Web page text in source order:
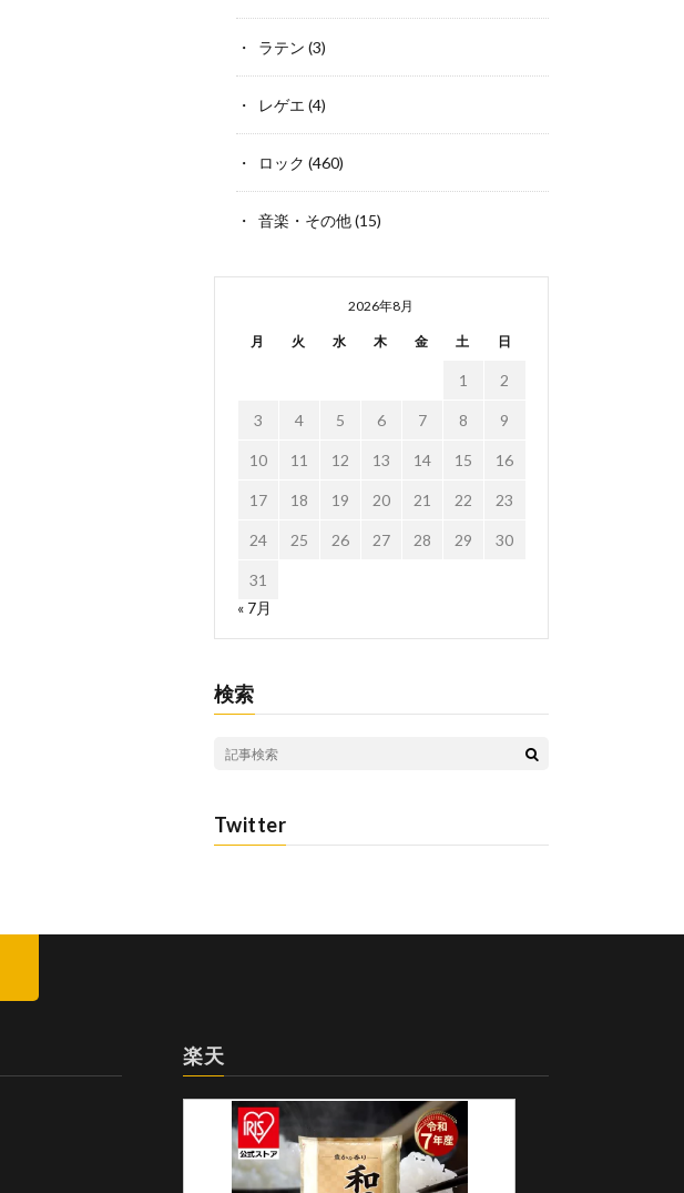
ラテン (3)
レゲエ (4)
ロック (460)
音楽・その他(15)
2026年8月
月 火 水 木 金 土 日
1 2
3 4 5 6 7 8 9
10 11 12 13 14 15 16
17 18 19 20 21 22 23
24 25 26 27 28 29 30
31
« 7月
検索
Twitter
楽天